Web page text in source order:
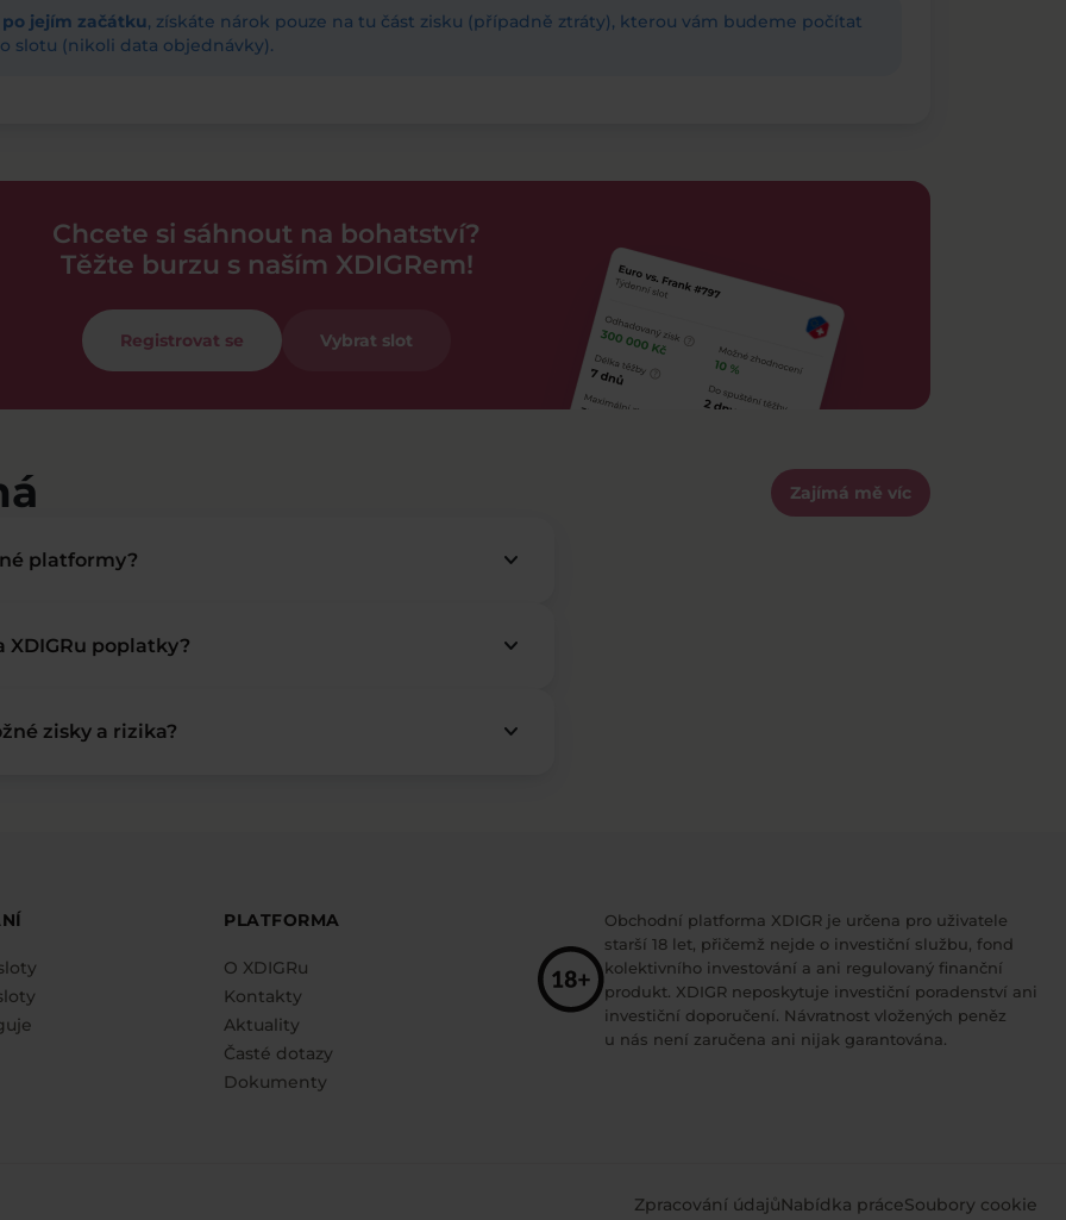
jejím začátku, získáte nárok pouze na tu část zisku (případně ztráty), kterou vám budeme počítat
slotu (nikoli data objednávky).
Chcete si sáhnout na bohatství?
Těžte burzu s naším XDIGRem!
Registrovat se Vybrat slot
Zajímá mě víc
platformy? keyboard_arrow_down
XDIGRu poplatky? keyboard_arrow_down
zisky a rizika? keyboard_arrow_down
PLATFORMA
O XDIGRu
Kontakty
Aktuality
Časté dotazy
Dokumenty
Obchodní platforma XDIGR je určena pro uživatele
starší 18 let, přičemž nejde o investiční službu, fond
kolektivního investování a ani regulovaný finanční
produkt. XDIGR neposkytuje investiční poradenství ani
investiční doporučení. Návratnost vložených peněz
u nás není zaručena ani nijak garantována.
Zpracování údajůNabídka práceSoubory cookie